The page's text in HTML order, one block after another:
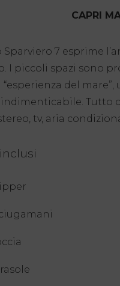
CAPRI
Sparviero 7 esprime
I piccoli spazi sono
del
Tutto
tv, aria